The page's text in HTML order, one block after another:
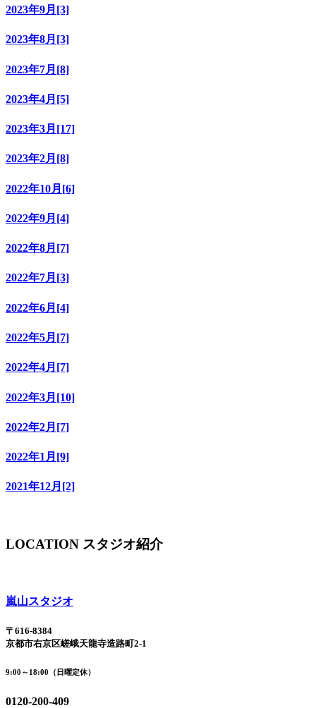
2023年9月[3]
2023年8月[3]
2023年7月[8]
2023年4月[5]
2023年3月[17]
2023年2月[8]
2022年10月[6]
2022年9月[4]
2022年8月[7]
2022年7月[3]
2022年6月[4]
2022年5月[7]
2022年4月[7]
2022年3月[10]
2022年2月[7]
2022年1月[9]
2021年12月[2]
LOCATION スタジオ紹介
嵐山スタジオ
〒616-8384
京都市右京区嵯峨天龍寺造路町2-1
9:00～18:00（日曜定休）
0120-200-409